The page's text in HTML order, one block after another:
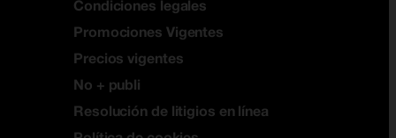
Condiciones legales
Promociones Vigentes
Precios vigentes
No + publi
Resolución de litigios en línea